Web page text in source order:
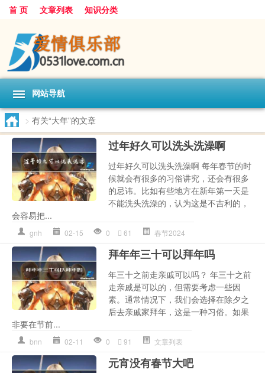
首 页 文章列表 知识分类
网站导航
> 有关“大年”的文章
过年好久可以洗头洗澡啊
过年好久可以洗头洗澡啊 每年春节的时
候就会有很多的习俗讲究，还会有很多
的忌讳。比如有些地方在新年第一天是
不能洗头洗澡的，认为这是不吉利的，
会容易把...
gnh 02-15 0 61 春节2024
拜年年三十可以拜年吗
年三十之前走亲戚可以吗？ 年三十之前
走亲戚是可以的，但需要考虑一些因
素。通常情况下，我们会选择在除夕之
后去亲戚家拜年，这是一种习俗。如果
非要在节前...
bnn 02-11 0 91 文章列表
元宵没有春节大吧